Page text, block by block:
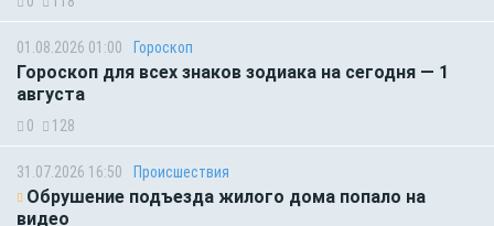
01.08.2026 01:00 Гороскоп
Гороскоп для всех знаков зодиака на сегодня — 1
августа
0 128
31.07.2026 16:50 Происшествия
Обрушение подъезда жилого дома попало на
видео